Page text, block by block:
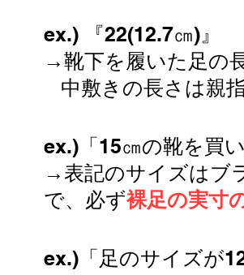
ex.) 『22(12.7㎝)』
→靴下を履いた足の
中敷きの長さは親
​ex.)「15㎝の靴を買い
→表記のサイズはブ
で、必ず裸足の実寸
​ex.)「足のサイ